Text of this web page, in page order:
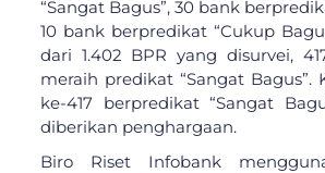
“Sangat Bagus”, 30 bank
10 bank berpredikat “Cukup
dari 1.402 BPR yang disurvei,
meraih predikat “Sangat Bagus”.
ke-417 berpredikat “Sangat
diberikan penghargaan.
Biro Riset Infobank